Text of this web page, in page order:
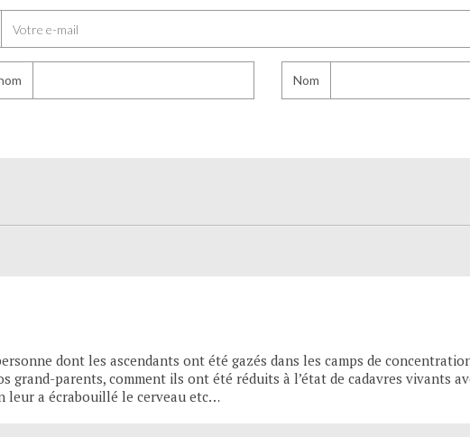
Nom
dont les ascendants ont été gazés dans les camps de
grand-parents, comment ils ont été réduits à l’état de cadavres vivants
leur a écrabouillé le cerveau etc…